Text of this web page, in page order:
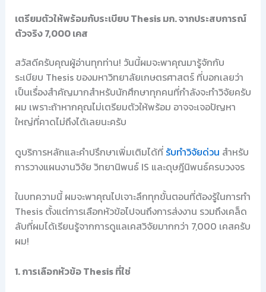
เตรียมตัวให้พร้อมกับระเบียบ Thesis มก. จากประสบการณ์
ตัวจริง 7,000 เคส
สวัสดีครับคุณผู้อ่านทุกท่าน! วันนี้ผมจะพาคุณมารู้จักกับ
ระเบียบ Thesis ของมหาวิทยาลัยเกษตรศาสตร์ ที่บอกเลยว่า
เป็นเรื่องสำคัญมากสำหรับนักศึกษาทุกคนที่กำลังจะทำวิจัยครับ
ผม เพราะถ้าหากคุณไม่เตรียมตัวให้พร้อม อาจจะเจอปัญหา
ใหญ่ที่คาดไม่ถึงได้เลยนะครับ
ดูบริการหลักและคำปรึกษาเพิ่มเติมได้ที่ รับทำวิจัยด่วน สำหรับ
การวางแผนงานวิจัย วิทยานิพนธ์ IS และดุษฎีนิพนธ์ครบวงจร
ในบทความนี้ ผมจะพาคุณไปเจาะลึกทุกขั้นตอนที่ต้องรู้ในการทำ
Thesis ตั้งแต่การเลือกหัวข้อไปจนถึงการส่งงาน รวมถึงเคล็ด
ลับที่ผมได้เรียนรู้จากการดูแลเคสวิจัยมากกว่า 7,000 เคสครับ
ผม!
1. การเลือกหัวข้อ Thesis ที่ใช่